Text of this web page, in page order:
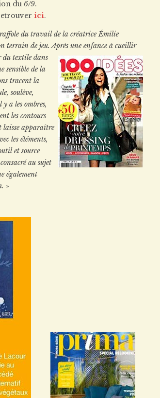
du 6/9.
ici.
du travail de la créatrice Émilie
terrain de jeu. Après uneenfance à cueillir
du textile dans
sensible de la
tracent la
soulève,
a les ombres,
les contours
laisse apparaître
les éléments,
et source
au sujet
également
»